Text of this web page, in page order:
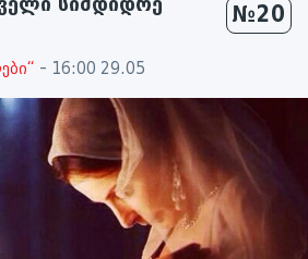
№20
- 16:00 29.05